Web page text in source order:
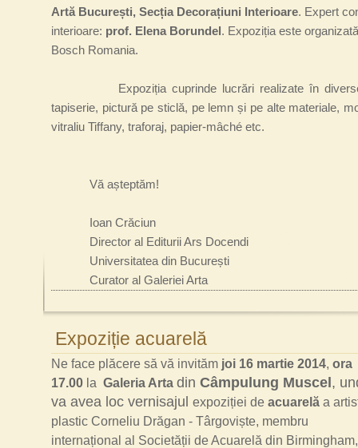
Artă București, Secția Decorațiuni Interioare. Expert
interioare: prof. Elena Borundel. Expoziția este
Bosch Romania.
Expoziția cuprinde lucrări realizate în diverse
tapiserie, pictură pe sticlă, pe lemn și pe alte materiale,
vitraliu Tiffany, traforaj, papier-mâché etc.
Vă așteptăm!
Ioan Crăciun
Director al Editurii Ars Docendi
Universitatea din București
Curator al Galeriei Arta
Expoziție acuarelă
Ne face plăcere să vă invităm joi 16 martie 2014, ora
17.00 la Galeria Arta din Câmpulung Muscel ,
va avea loc vernisajul expoziției de acuarelă a
plastic Corneliu Drăgan - Târgoviște, membru
internațional al Societății de Acuarelă din Birmingham,